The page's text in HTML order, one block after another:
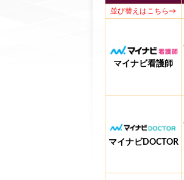
並び替えはこちら→
マイナビ看護師
マイナビDOCTOR